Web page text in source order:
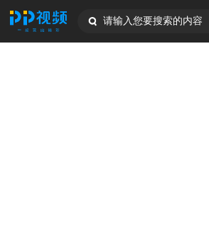
请输入您要搜索的内容